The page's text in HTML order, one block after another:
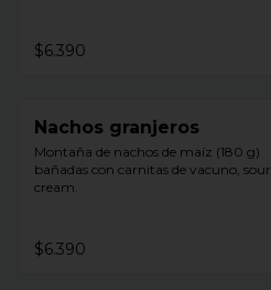
$6.390
Nachos granjeros
Montaña de nachos de maíz (180 g)
bañadas con carnitas de vacuno, sour
cream.
$6.390